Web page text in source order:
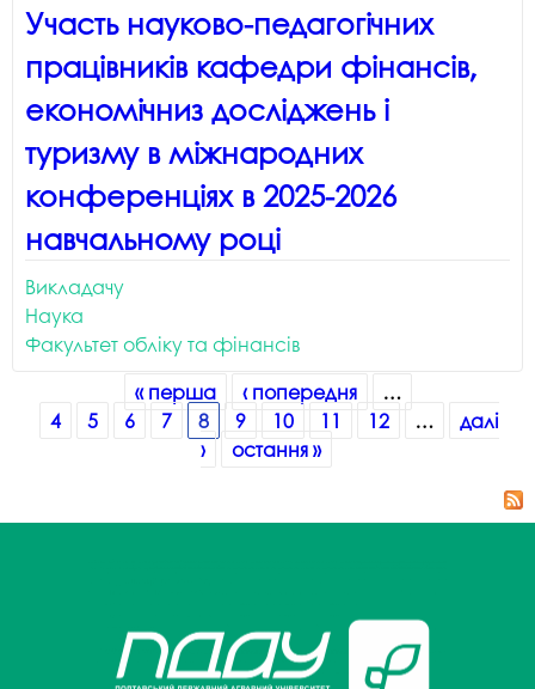
Участь науково-педагогічних
працівників кафедри фінансів,
економічниз досліджень і
туризму в міжнародних
конференціях в 2025-2026
навчальному році
Викладачу
Наука
Факультет обліку та фінансів
« перша ‹ попередня
…
4
5 6 7 8 9 10 11 12 …
далі
›
остання »